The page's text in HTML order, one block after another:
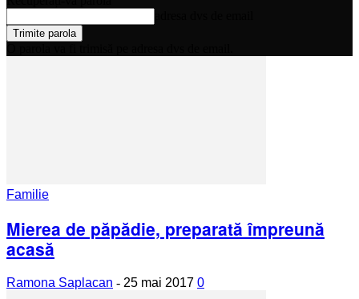
Familie
Mierea de păpădie, preparată împreună
acasă
Ramona Saplacan - 25 mai 2017 0